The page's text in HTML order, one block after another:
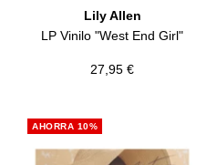
Lily Allen
LP Vinilo "West End Girl"
Precio
27,95 €
AHORRA 10%